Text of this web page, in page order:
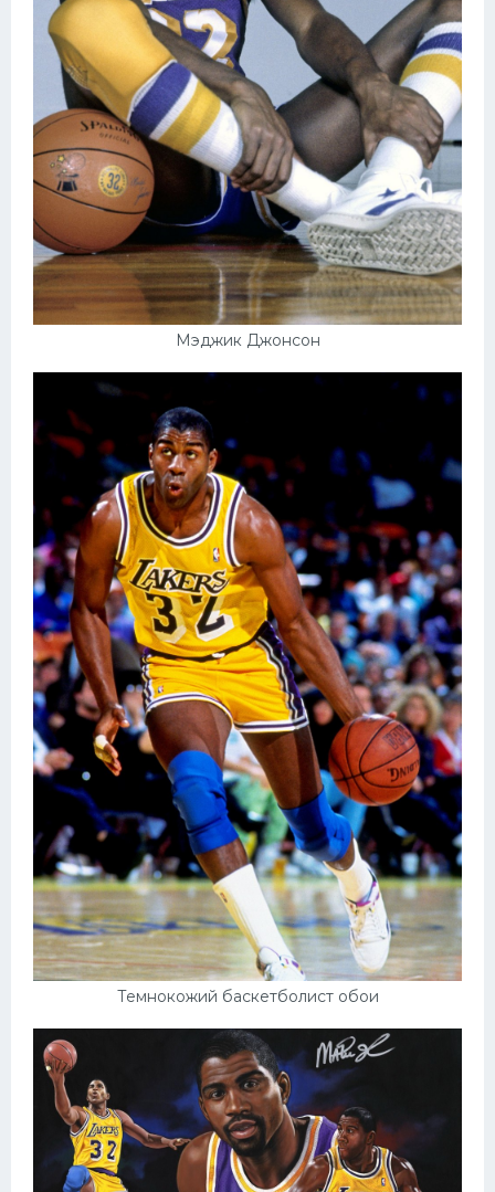
Мэджик Джонсон
Темнокожий баскетболист обои